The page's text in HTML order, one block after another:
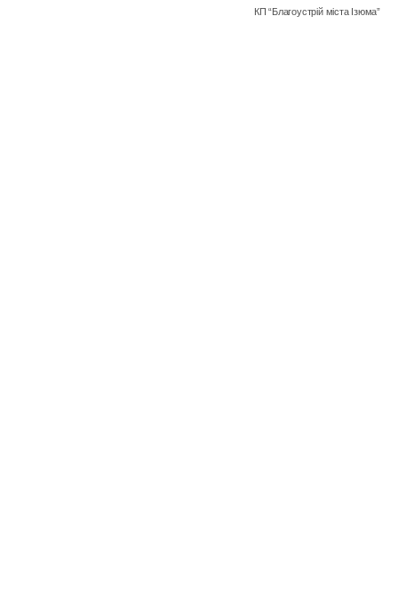
КП “Благоустрій міста Ізюма”